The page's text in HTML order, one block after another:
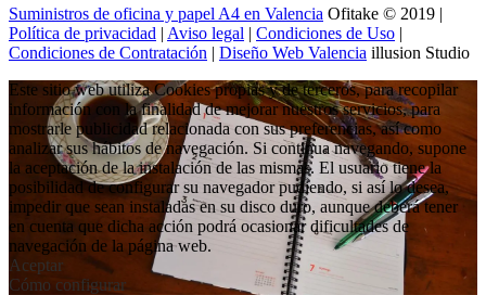
Suministros de oficina y papel A4 en Valencia Ofitake © 2019 |
Política de privacidad | Aviso legal | Condiciones de Uso |
Condiciones de Contratación | Diseño Web Valencia illusion Studio
Este sitio web utiliza Cookies propias y de terceros, para recopilar
información con la finalidad de mejorar nuestros servicios, para
mostrarle publicidad relacionada con sus preferencias, así como
analizar sus hábitos de navegación. Si continua navegando, supone
la aceptación de la instalación de las mismas. El usuario tiene la
posibilidad de configurar su navegador pudiendo, si así lo desea,
impedir que sean instaladas en su disco duro, aunque deberá tener
en cuenta que dicha acción podrá ocasionar dificultades de
navegación de la página web.
Aceptar
Cómo configurar